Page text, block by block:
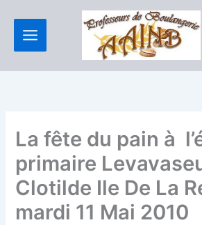
contenu
La fête du pain à
primaire
Clotilde Ile De La
mardi 11 Mai 2010